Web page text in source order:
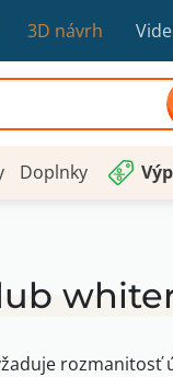
3D návrh
Doplnky
rozmanitosť